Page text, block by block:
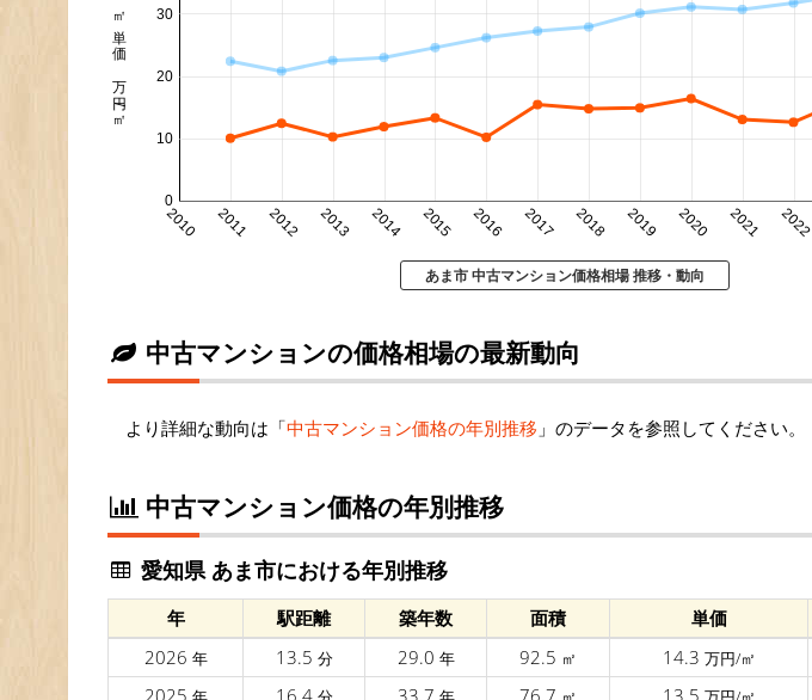
2010 2011 2012 2013 2014 2015 2016 2017 2018 2019 2020 2021 2022
0
10
20
30
㎡単価 万円/㎡
あま市 中古マンション価格相場 推移・動向
中古マンションの価格相場の最新動向
より詳細な動向は「中古マンション価格の年別推移 」のデータを参照してください。
中古マンション価格の年別推移
愛知県 あま市における年別推移
年 駅距離 築年数 面積 単価
2026 年 13.5 分 29.0 年 92.5 ㎡ 14.3 万円/㎡